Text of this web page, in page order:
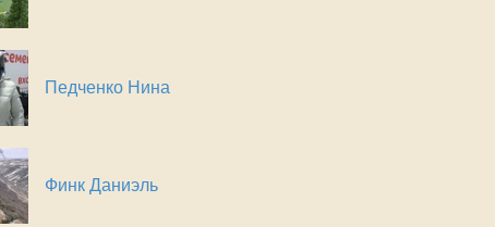
Педченко Нина
Финк Даниэль